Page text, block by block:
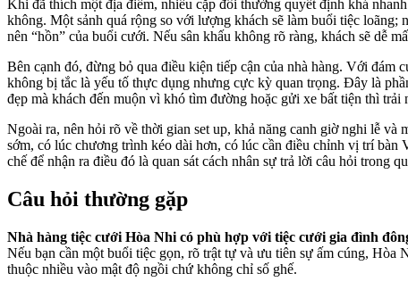
Khi đã thích một địa điểm, nhiều cặp đôi thường quyết định khá
không. Một sảnh quá rộng so với lượng khách sẽ làm buổi tiệc
nên “hồn” của buổi cưới. Nếu sân khấu không rõ ràng, khách sẽ dễ
Bên cạnh đó, đừng bỏ qua điều kiện tiếp cận của nhà hàng. Với
không bị tắc là yếu tố thực dụng nhưng cực kỳ quan trọng. Đây là
đẹp mà khách đến muộn vì khó tìm đường hoặc gửi xe bất tiện thì trải
Ngoài ra, nên hỏi rõ về thời gian set up, khả năng canh giờ nghi lễ
sớm, có lúc chương trình kéo dài hơn, có lúc cần điều chỉnh vị trí
chế để nhận ra điều đó là quan sát cách nhân sự trả lời câu hỏi trong
Câu hỏi thường gặp
Nhà hàng tiệc cưới Hòa Nhi có phù hợp với tiệc cưới gia đình
Nếu bạn cần một buổi tiệc gọn, rõ trật tự và ưu tiên sự ấm cúng,
thuộc nhiều vào mật độ ngồi chứ không chỉ số ghế.